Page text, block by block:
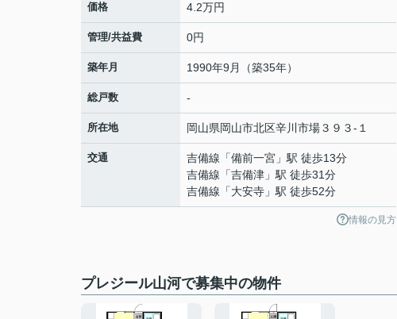
価格 4.2万円
管理/共益費 0円
築年月 1990年9月（築35年）
総戸数 -
所在地 岡山県岡山市北区辛川市場３９３-１
交通 吉備線 「備前一宮 」駅 徒歩13分
吉備線 「吉備津 」駅 徒歩31分
吉備線 「大安寺 」駅 徒歩52分
情報の見方
プレジール山河で募集中の物件